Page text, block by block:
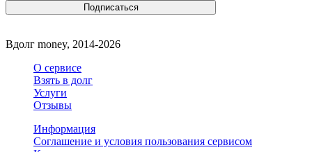
Вдолг money, 2014-2026
О сервисе
Взять в долг
Услуги
Отзывы
Информация
Соглашение и условия пользования сервисом